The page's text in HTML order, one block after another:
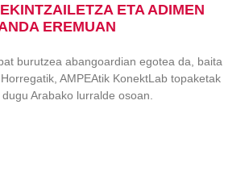
ETA ADIMEN
EREMUAN
burutzea abangoardian egotea da, baita
AMPEAtik KonektLab topaketak
Arabako lurralde osoan.